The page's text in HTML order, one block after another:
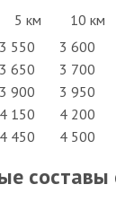
5 км
10 км
3 550 3 600
3 650 3 700
3 900 3 950
4 150 4 200
4 450 4 500